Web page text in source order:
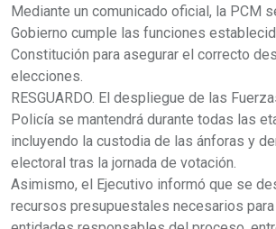
Mediante un comunicado oficial, la PCM
Gobierno cumple las funciones
Constitución para asegurar el correcto
elecciones.
RESGUARDO. El despliegue de las
Policía se mantendrá durante todas las
incluyendo la custodia de las ánforas y
electoral tras la jornada de votación.
Asimismo, el Ejecutivo informó que se
recursos presupuestales necesarios